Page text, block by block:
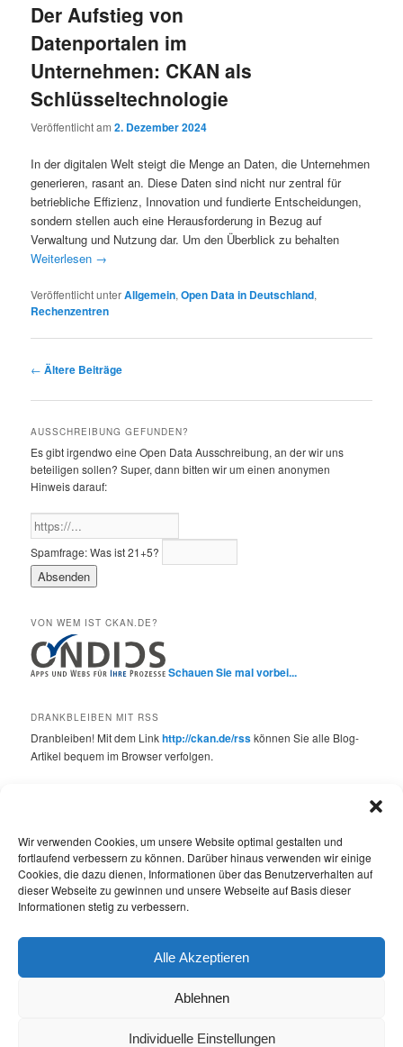
Wir verwenden Cookies, um unsere Website optimal gestalten und
fortlaufend verbessern zu können. Darüber hinaus verwenden wir einige
Cookies, die dazu dienen, Informationen über das Benutzerverhalten auf
dieser Webseite zu gewinnen und unsere Webseite auf Basis dieser
Informationen stetig zu verbessern.
Alle Akzeptieren
Ablehnen
Individuelle Einstellungen
Der Aufstieg von
Datenportalen im
Unternehmen: CKAN als
Schlüsseltechnologie
Veröffentlicht am2. Dezember 2024
In der digitalen Welt steigt die Menge an Daten, die Unternehmen
generieren, rasant an. Diese Daten sind nicht nur zentral für
betriebliche Effizienz, Innovation und fundierte Entscheidungen,
sondern stellen auch eine Herausforderung in Bezug auf
Verwaltung und Nutzung dar. Um den Überblick zu behalten
Weiterlesen →
Veröffentlicht unterAllgemein,Open Data in Deutschland,
Rechenzentren
Beitragsnavigation
← Ältere Beiträge
AUSSCHREIBUNG GEFUNDEN?
Es gibt irgendwo eine Open Data Ausschreibung, an der wir uns
beteiligen sollen? Super, dann bitten wir um einen anonymen
Hinweis darauf:
Spamfrage:Was ist 21+5?
VON WEM IST CKAN.DE?
Schauen Sie mal vorbei...
DRANKBLEIBEN MIT RSS
Dranbleiben! Mit dem Linkhttp://ckan.de/rsskönnen Sie alle Blog-
Artikel bequem im Browser verfolgen.
ckan.de live ondics open data CKAN 2.0
deutschland empfehlung Extensions / Plugins Features
Copyright © 2026 ONDICS GmbH